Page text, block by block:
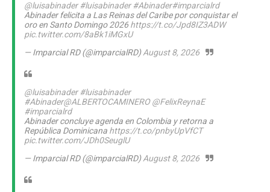
@luisabinader #luisabinader #Abinader#imparcialrd
Abinader felicita a Las Reinas del Caribe por conquistar el
oro en Santo Domingo 2026 https://t.co/Jpd8IZ3ADW
pic.twitter.com/8aBk1iMGxU
— Imparcial RD (@imparcialRD)August 8, 2026
@luisabinader #luisabinader
#Abinader@ALBERTOCAMINERO @FelixReynaE
#imparcialrd
Abinader concluye agenda en Colombia y retorna a
República Dominicana https://t.co/pnbyUpVfCT
pic.twitter.com/JDh0SeuglU
— Imparcial RD (@imparcialRD)August 8, 2026